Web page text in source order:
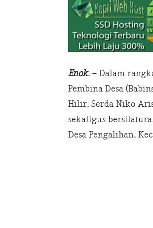
Enok, – Dalam
Pembina Desa
Hilir, Serda Niko
sekaligus
Desa Pengalihan,